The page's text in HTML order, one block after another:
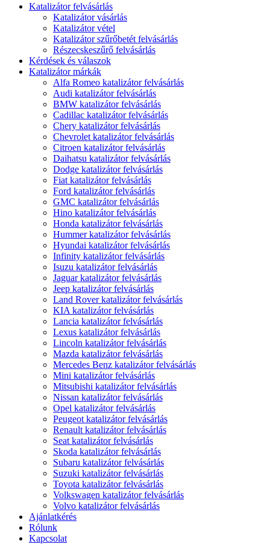
Katalizátor felvásárlás
Katalizátor vásárlás
Katalizátor vétel
Katalizátor szűrőbetét felvásárlás
Részecskeszűrő felvásárlás
Kérdések és válaszok
Katalizátor márkák
Alfa Romeo katalizátor felvásárlás
Audi katalizátor felvásárlás
BMW katalizátor felvásárlás
Cadillac katalizátor felvásárlás
Chery katalizátor felvásárlás
Chevrolet katalizátor felvásárlás
Citroen katalizátor felvásárlás
Daihatsu katalizátor felvásárlás
Dodge katalizátor felvásárlás
Fiat katalizátor felvásárlás
Ford katalizátor felvásárlás
GMC katalizátor felvásárlás
Hino katalizátor felvásárlás
Honda katalizátor felvásárlás
Hummer katalizátor felvásárlás
Hyundai katalizátor felvásárlás
Infinity katalizátor felvásárlás
Isuzu katalizátor felvásárlás
Jaguar katalizátor felvásárlás
Jeep katalizátor felvásárlás
Land Rover katalizátor felvásárlás
KIA katalizátor felvásárlás
Lancia katalizátor felvásárlás
Lexus katalizátor felvásárlás
Lincoln katalizátor felvásárlás
Mazda katalizátor felvásárlás
Mercedes Benz katalizátor felvásárlás
Mini katalizátor felvásárlás
Mitsubishi katalizátor felvásárlás
Nissan katalizátor felvásárlás
Opel katalizátor felvásárlás
Peugeot katalizátor felvásárlás
Renault katalizátor felvásárlás
Seat katalizátor felvásárlás
Skoda katalizátor felvásárlás
Subaru katalizátor felvásárlás
Suzuki katalizátor felvásárlás
Toyota katalizátor felvásárlás
Volkswagen katalizátor felvásárlás
Volvo katalizátor felvásárlás
Ajánlatkérés
Rólunk
Kapcsolat